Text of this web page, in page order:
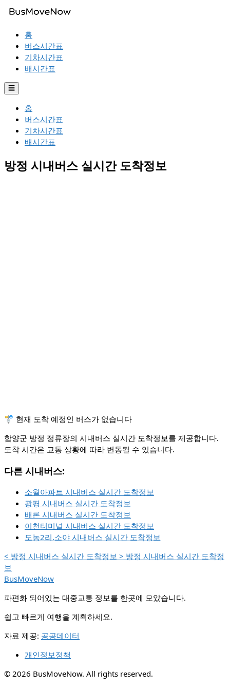
홈
버스시간표
기차시간표
배시간표
☰
홈
버스시간표
기차시간표
배시간표
방정 시내버스 실시간 도착정보
🚏 현재 도착 예정인 버스가 없습니다
함양군 방정 정류장의 시내버스 실시간 도착정보를 제공합니다.
도착 시간은 교통 상황에 따라 변동될 수 있습니다.
다른 시내버스:
소월아파트 시내버스 실시간 도착정보
광평 시내버스 실시간 도착정보
배론 시내버스 실시간 도착정보
이천터미널 시내버스 실시간 도착정보
도농2리.소야 시내버스 실시간 도착정보
< 방정 시내버스 실시간 도착정보 > 방정 시내버스 실시간 도착정
보
BusMoveNow
파편화 되어있는 대중교통 정보를 한곳에 모았습니다.
쉽고 빠르게 여행을 계획하세요.
자료 제공: 공공데이터
개인정보정책
© 2026 BusMoveNow. All rights reserved.